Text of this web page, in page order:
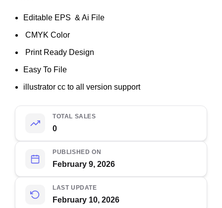
Editable EPS & Ai File
CMYK Color
Print Ready Design
Easy To File
illustrator cc to all version support
TOTAL SALES
0
PUBLISHED ON
February 9, 2026
LAST UPDATE
February 10, 2026